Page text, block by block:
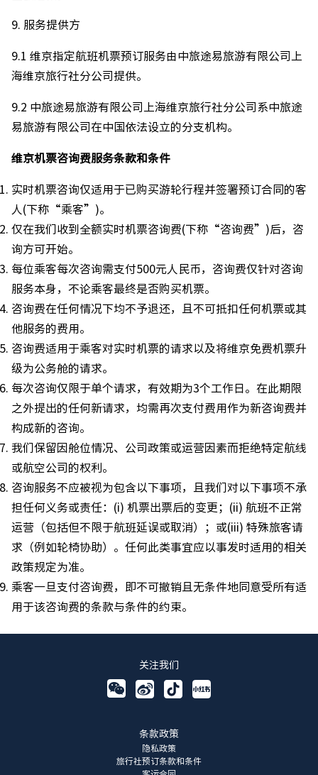
9. 服务提供方
9.1 维京指定航班机票预订服务由中旅途易旅游有限公司上
海维京旅行社分公司提供。
9.2 中旅途易旅游有限公司上海维京旅行社分公司系中旅途
易旅游有限公司在中国依法设立的分支机构。
维京机票咨询费服务条款和条件
实时机票咨询仅适用于已购买游轮行程并签署预订合同的客
人(下称“乘客”)。
仅在我们收到全额实时机票咨询费(下称“咨询费”)后，咨
询方可开始。
每位乘客每次咨询需支付500元人民币，咨询费仅针对咨询
服务本身，不论乘客最终是否购买机票。
咨询费在任何情况下均不予退还，且不可抵扣任何机票或其
他服务的费用。
咨询费适用于乘客对实时机票的请求以及将维京免费机票升
级为公务舱的请求。
每次咨询仅限于单个请求，有效期为3个工作日。在此期限
之外提出的任何新请求，均需再次支付费用作为新咨询费并
构成新的咨询。
我们保留因舱位情况、公司政策或运营因素而拒绝特定航线
或航空公司的权利。
咨询服务不应被视为包含以下事项，且我们对以下事项不承
担任何义务或责任：(i) 机票出票后的变更；(ii) 航班不正常
运营（包括但不限于航班延误或取消）；或(iii) 特殊旅客请
求（例如轮椅协助）。任何此类事宜应以事发时适用的相关
政策规定为准。
乘客一旦支付咨询费，即不可撤销且无条件地同意受所有适
用于该咨询费的条款与条件的约束。
关注我们
条款政策
隐私政策
旅行社预订条款和条件